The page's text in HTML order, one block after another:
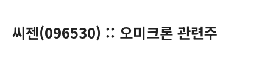
씨젠(096530) :: 오미크론 관련주